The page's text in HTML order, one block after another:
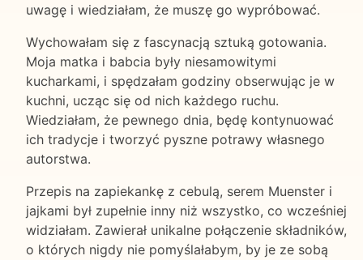
uwagę i wiedziałam, że muszę go wypróbować.
Wychowałam się z fascynacją sztuką gotowania.
Moja matka i babcia były niesamowitymi
kucharkami, i spędzałam godziny obserwując je w
kuchni, ucząc się od nich każdego ruchu.
Wiedziałam, że pewnego dnia, będę kontynuować
ich tradycje i tworzyć pyszne potrawy własnego
autorstwa.
Przepis na zapiekankę z cebulą, serem Muenster i
jajkami był zupełnie inny niż wszystko, co wcześniej
widziałam. Zawierał unikalne połączenie składników,
o których nigdy nie pomyślałabym, by je ze sobą